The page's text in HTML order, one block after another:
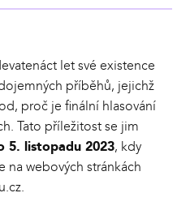
let své existence
příběhů, jejichž
proč je finální hlasování
Tato příležitost se jim
5. listopadu 2023, kdy
webových stránkách
.